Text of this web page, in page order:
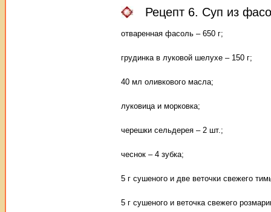
Рецепт 6. Суп из
отваренная фасоль – 650 г;
грудинка в луковой шелухе – 150 г;
40 мл оливкового масла;
луковица и морковка;
черешки сельдерея – 2 шт.;
чеснок – 4 зубка;
5 г сушеного и две веточки свежего
5 г сушеного и веточка свежего